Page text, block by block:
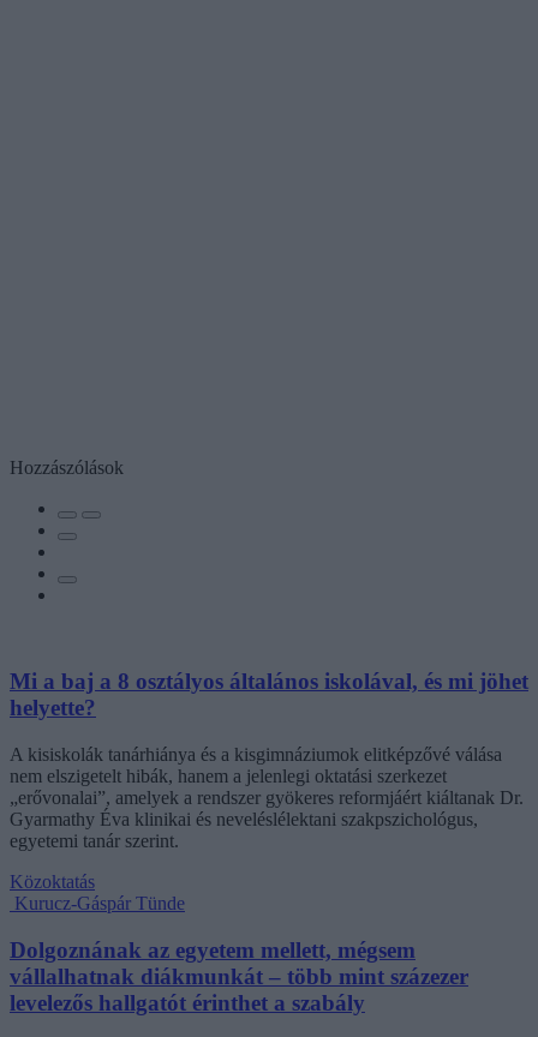
Hozzászólások
Mi a baj a 8 osztályos általános iskolával, és mi jöhet
helyette?
A kisiskolák tanárhiánya és a kisgimnáziumok elitképzővé válása
nem elszigetelt hibák, hanem a jelenlegi oktatási szerkezet
„erővonalai”, amelyek a rendszer gyökeres reformjáért kiáltanak Dr.
Gyarmathy Éva klinikai és neveléslélektani szakpszichológus,
egyetemi tanár szerint.
Közoktatás
Kurucz-Gáspár Tünde
Dolgoznának az egyetem mellett, mégsem
vállalhatnak diákmunkát – több mint százezer
levelezős hallgatót érinthet a szabály